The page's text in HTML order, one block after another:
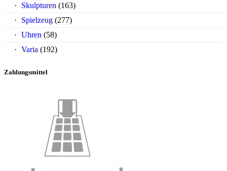
Skulpturen (163)
Spielzeug (277)
Uhren (58)
Varia (192)
Zahlungsmittel